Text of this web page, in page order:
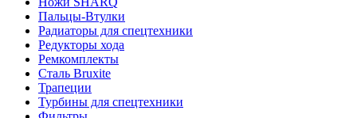
Пальцы-Втулки
Радиаторы для спецтехники
Редукторы хода
Ремкомплекты
Сталь Bruxite
Трапеции
Турбины для спецтехники